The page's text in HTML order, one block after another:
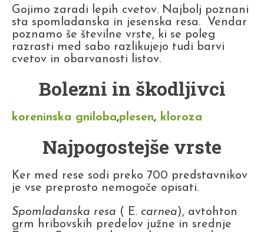
Gojimo zaradi lepih cvetov. Najbolj poznani
sta spomladanska in jesenska resa. Vendar
poznamo še številne vrste, ki se poleg
razrasti med sabo razlikujejo tudi barvi
cvetov in obarvanosti listov.
Bolezni in škodljivci
koreninska gniloba,plesen, kloroza
Najpogostejše vrste
Ker med rese sodi preko 700 predstavnikov
je vse preprosto nemogoče opisati.
Spomladanska resa ( E. carnea), avtohton
grm hribovskih predelov južne in srednje